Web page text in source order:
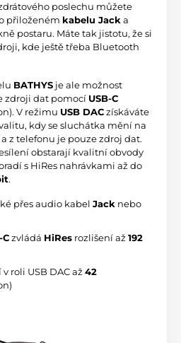
poslechu můžete
přiloženém kabelu Jacka
postaru. Máte tak jistotu, že si
kde ještě třeba Bluetooth
BATHYS je ale možnost
zdroji dat pomocí USB-C
V režimu USB DACzískáváte
kdy se sluchátka mění na
z telefonu je pouze zdroj dat.
obstarají kvalitní obvody
s HiRes nahrávkami až do
.
přes audio kabel Jack nebo
Czvládá HiRes rozlišení až 192
roli USB DAC až 42